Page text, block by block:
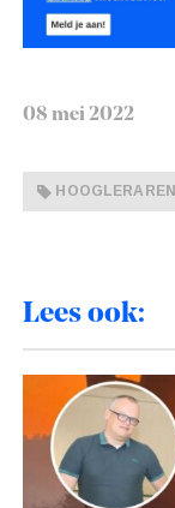
08 mei 2022
HOOGLERAREN
Lees ook: